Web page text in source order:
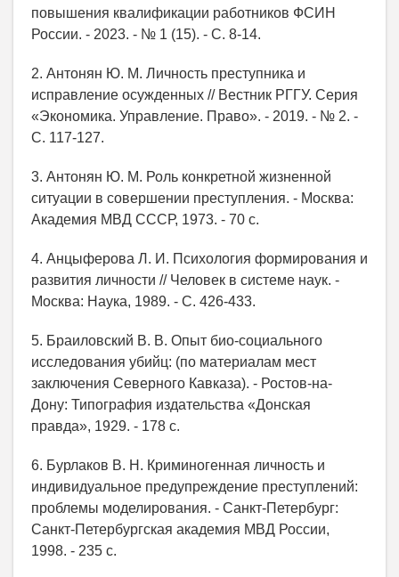
повышения квалификации работников ФСИН
России. - 2023. - № 1 (15). - С. 8-14.
2. Антонян Ю. М. Личность преступника и
исправление осужденных // Вестник РГГУ. Серия
«Экономика. Управление. Право». - 2019. - № 2. -
С. 117-127.
3. Антонян Ю. М. Роль конкретной жизненной
ситуации в совершении преступления. - Москва:
Академия МВД СССР, 1973. - 70 с.
4. Анцыферова Л. И. Психология формирования и
развития личности // Человек в системе наук. -
Москва: Наука, 1989. - С. 426-433.
5. Браиловский В. В. Опыт био-социального
исследования убийц: (по материалам мест
заключения Северного Кавказа). - Ростов-на-
Дону: Типография издательства «Донская
правда», 1929. - 178 с.
6. Бурлаков В. Н. Криминогенная личность и
индивидуальное предупреждение преступлений:
проблемы моделирования. - Санкт-Петербург:
Санкт-Петербургская академия МВД России,
1998. - 235 с.